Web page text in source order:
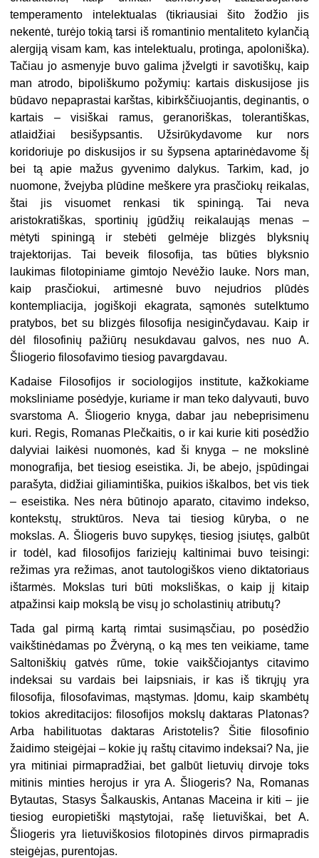
temperamento intelektualas (tikriausiai šito žodžio jis
nekentė, turėjo tokią tarsi iš romantinio mentaliteto kylančią
alergiją visam kam, kas intelektualu, protinga, apoloniška).
Tačiau jo asmenyje buvo galima įžvelgti ir savotiškų, kaip
man atrodo, bipoliškumo požymių: kartais diskusijose jis
būdavo nepaprastai karštas, kibirkščiuojantis, deginantis, o
kartais – visiškai ramus, geranoriškas, tolerantiškas,
atlaidžiai besišypsantis. Užsirūkydavome kur nors
koridoriuje po diskusijos ir su šypsena aptarinėdavome šį
bei tą apie mažus gyvenimo dalykus. Tarkim, kad, jo
nuomone, žvejyba plūdine meškere yra prasčiokų reikalas,
štai jis visuomet renkasi tik spiningą. Tai neva
aristokratiškas, sportinių įgūdžių reikalaująs menas –
mėtyti spiningą ir stebėti gelmėje blizgės blyksnių
trajektorijas. Tai beveik filosofija, tas būties blyksnio
laukimas filotopiniame gimtojo Nevėžio lauke. Nors man,
kaip prasčiokui, artimesnė buvo nejudrios plūdės
kontempliacija, jogiškoji ekagrata, sąmonės sutelktumo
pratybos, bet su blizgės filosofija nesiginčydavau. Kaip ir
dėl filosofinių pažiūrų nesukdavau galvos, nes nuo A.
Šliogerio filosofavimo tiesiog pavargdavau.
Kadaise Filosofijos ir sociologijos institute, kažkokiame
moksliniame posėdyje, kuriame ir man teko dalyvauti, buvo
svarstoma A. Šliogerio knyga, dabar jau nebeprisimenu
kuri. Regis, Romanas Plečkaitis, o ir kai kurie kiti posėdžio
dalyviai laikėsi nuomonės, kad ši knyga – ne mokslinė
monografija, bet tiesiog eseistika. Ji, be abejo, įspūdingai
parašyta, didžiai giliamintiška, puikios iškalbos, bet vis tiek
– eseistika. Nes nėra būtinojo aparato, citavimo indekso,
kontekstų, struktūros. Neva tai tiesiog kūryba, o ne
mokslas. A. Šliogeris buvo supykęs, tiesiog įsiutęs, galbūt
ir todėl, kad filosofijos fariziejų kaltinimai buvo teisingi:
režimas yra režimas, anot tautologiškos vieno diktatoriaus
ištarmės. Mokslas turi būti moksliškas, o kaip jį kitaip
atpažinsi kaip mokslą be visų jo scholastinių atributų?
Tada gal pirmą kartą rimtai susimąsčiau, po posėdžio
vaikštinėdamas po Žvėryną, o ką mes ten veikiame, tame
Saltoniškių gatvės rūme, tokie vaikščiojantys citavimo
indeksai su vardais bei laipsniais, ir kas iš tikrųjų yra
filosofija, filosofavimas, mąstymas. Įdomu, kaip skambėtų
tokios akreditacijos: filosofijos mokslų daktaras Platonas?
Arba habilituotas daktaras Aristotelis? Šitie filosofinio
žaidimo steigėjai – kokie jų raštų citavimo indeksai? Na, jie
yra mitiniai pirmapradžiai, bet galbūt lietuvių dirvoje toks
mitinis minties herojus ir yra A. Šliogeris? Na, Romanas
Bytautas, Stasys Šalkauskis, Antanas Maceina ir kiti – jie
tiesiog europietiški mąstytojai, rašę lietuviškai, bet A.
Šliogeris yra lietuviškosios filotopinės dirvos pirmapradis
steigėjas, purentojas.